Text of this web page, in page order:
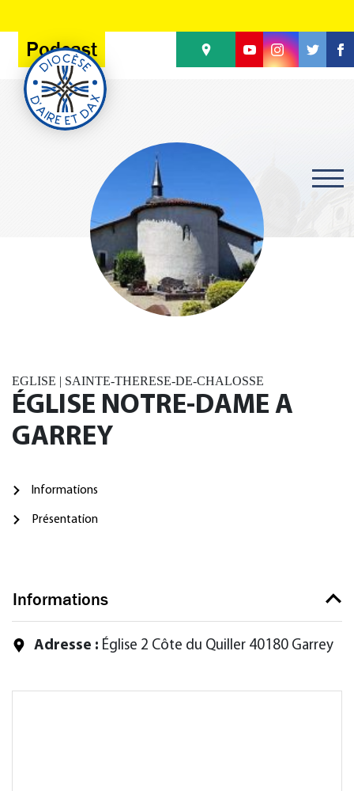
Podcast
EGLISE | SAINTE-THERESE-DE-CHALOSSE
ÉGLISE NOTRE-DAME A
GARREY
Informations
Présentation
Informations
Adresse : Église 2 Côte du Quiller 40180 Garrey